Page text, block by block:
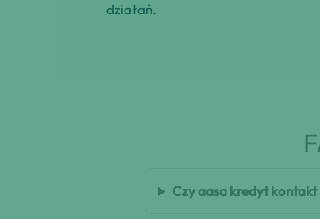
działań.
Czy aasa kredyt